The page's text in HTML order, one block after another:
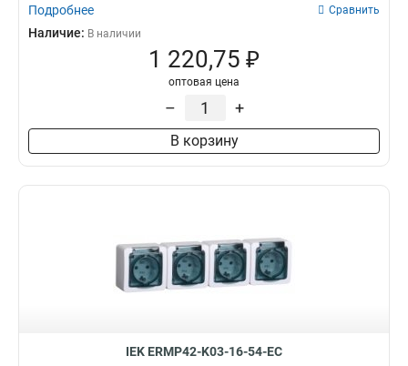
Подробнее Сравнить
Наличие: В наличии
1 220,75 ₽
оптовая цена
– +
В корзину
IEK ERMP42-K03-16-54-EC